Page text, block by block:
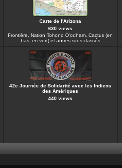
Carte de l'Arizona
630 views
Frontière, Nation Tohono O'odham, Cactus (en
bas, en vert) et autres sites classés
42e Journée de Solidarité avec les Indiens
des Amériques
440 views